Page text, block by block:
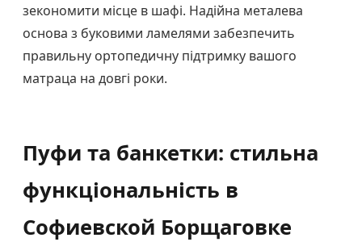
зекономити місце в шафі. Надійна металева
основа з буковими ламелями забезпечить
правильну ортопедичну підтримку вашого
матраца на довгі роки.
Пуфи та банкетки: стильна
функціональність в
Софиевской Борщаговке